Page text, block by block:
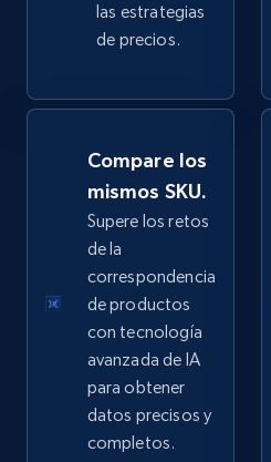
eBay - Collect products
URL, Product id, Title, Seller
Seller reviews,
2.5K+ 359+
eBay - Collect records by
URL, Product id, Title,
Seller reviews,
more.
2.5K+
las estrategias
de precios.
Compare los
mismos SKU.
Supere los retos
de la
correspondencia
de productos
con tecnología
avanzada de IA
para obtener
datos precisos y
completos.